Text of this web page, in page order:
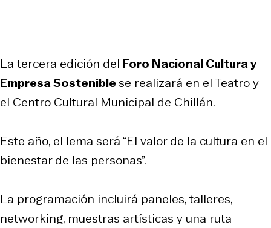
La tercera edición del Foro Nacional Cultura y
Empresa Sosteniblese realizará en el Teatro y
el Centro Cultural Municipal de Chillán.
Este año, el lema será “El valor de la cultura en el
bienestar de las personas”.
La programación incluirá paneles, talleres,
networking, muestras artísticas y una ruta